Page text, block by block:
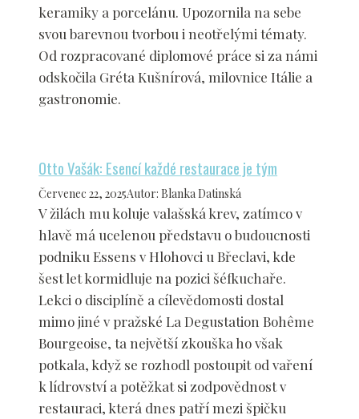
keramiky a porcelánu. Upozornila na sebe
svou barevnou tvorbou i neotřelými tématy.
Od rozpracované diplomové práce si za námi
odskočila Gréta Kušnírová, milovnice Itálie a
gastronomie.
Otto Vašák: Esencí každé restaurace je tým
Červenec 22, 2025Autor: Blanka Datinská
V žilách mu koluje valašská krev, zatímco v
hlavě má ucelenou představu o budoucnosti
podniku Essens v Hlohovci u Břeclavi, kde
šest let kormidluje na pozici šéfkuchaře.
Lekci o disciplíně a cílevědomosti dostal
mimo jiné v pražské La Degustation Bohême
Bourgeoise, ta největší zkouška ho však
potkala, když se rozhodl postoupit od vaření
k lídrovství a potěžkat si zodpovědnost v
restauraci, která dnes patří mezi špičku